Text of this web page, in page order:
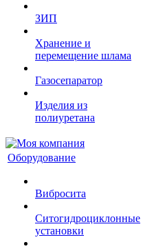
ЗИП
Хранение и
перемещение шлама
Газосепаратор
Изделия из
полиуретана
Оборудование
Вибросита
Ситогидроциклонные
установки